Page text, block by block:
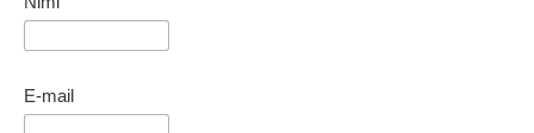
E-mail